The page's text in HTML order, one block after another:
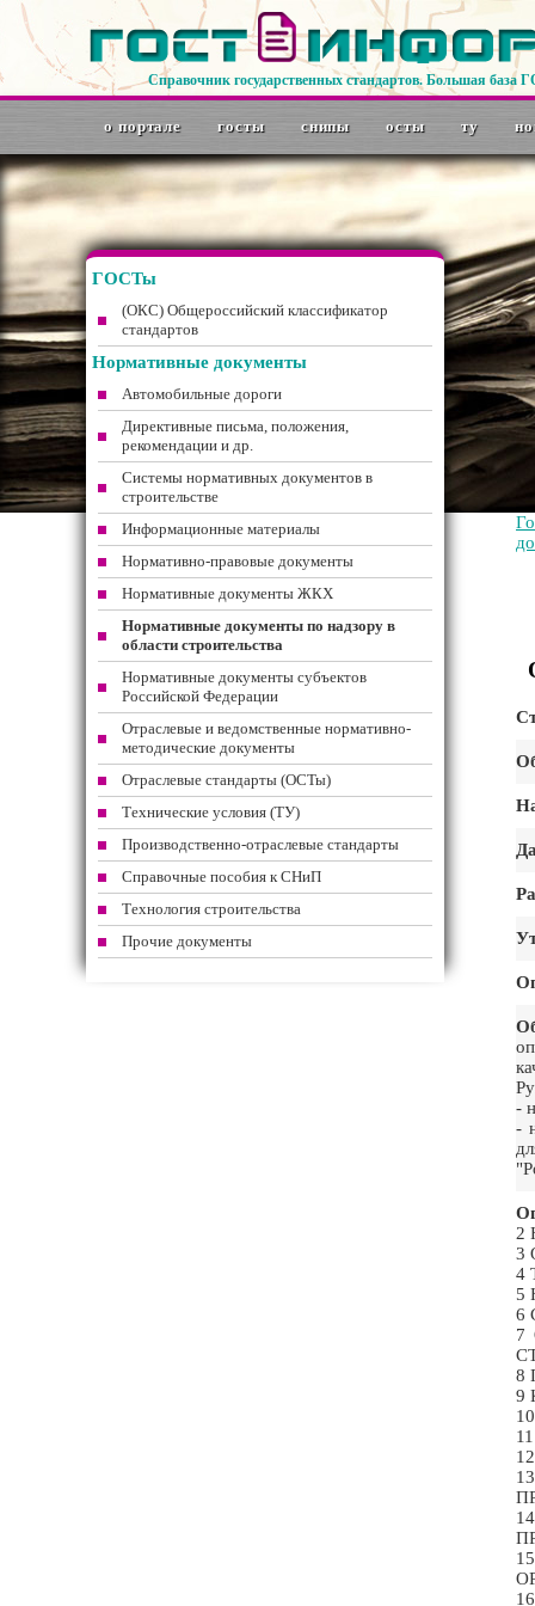
Справочник государственных стандартов. Большая база
о портале госты снипы осты ту
-
-
2
3
4
5
6
7
8
9
ГОСТы
(ОКС) Общероссийский классификатор
стандартов
Нормативные документы
Автомобильные дороги
Директивные письма, положения,
рекомендации и др.
Системы нормативных документов в
строительстве
Информационные материалы
Нормативно-правовые документы
Нормативные документы ЖКХ
Нормативные документы по надзору в
области строительства
Нормативные документы субъектов
Российской Федерации
Отраслевые и ведомственные нормативно-
методические документы
Отраслевые стандарты (ОСТы)
Технические условия (ТУ)
Производственно-отраслевые стандарты
Справочные пособия к СНиП
Технология строительства
Прочие документы